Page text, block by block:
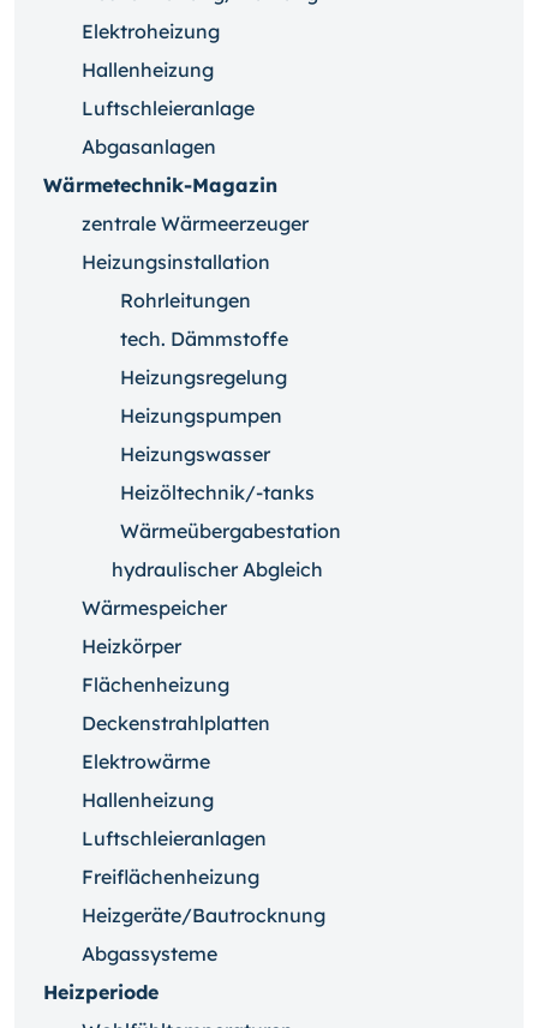
Elektroheizung
Hallenheizung
Luftschleieranlage
Abgasanlagen
Wärmetechnik-Magazin
zentrale Wärmeerzeuger
Heizungsinstallation
Rohrleitungen
tech. Dämmstoffe
Heizungsregelung
Heizungspumpen
Heizungswasser
Heizöltechnik/-tanks
Wärmeübergabestation
hydraulischer Abgleich
Wärmespeicher
Heizkörper
Flächenheizung
Deckenstrahlplatten
Elektrowärme
Hallenheizung
Luftschleieranlagen
Freiflächenheizung
Heizgeräte/Bautrocknung
Abgassysteme
Heizperiode